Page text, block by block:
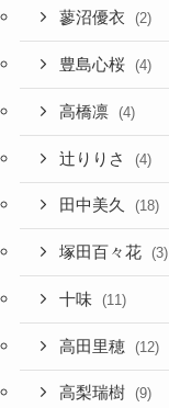
蓼沼優衣 (2)
豊島心桜 (4)
高橋凛 (4)
辻りりさ (4)
田中美久 (18)
塚田百々花 (3)
十味 (11)
高田里穂 (12)
高梨瑞樹 (9)